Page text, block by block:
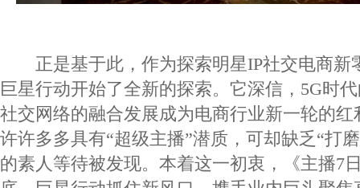
正是基于此，作为探索明星IP社交电商新
巨星行动开始了全新的探索。它深信，5G时
社交网络的融合发展成为电商行业新一轮的
许许多多具有“超级主播”潜质，可却缺乏“打
的素人等待被发现。本着这一初衷，《主播7